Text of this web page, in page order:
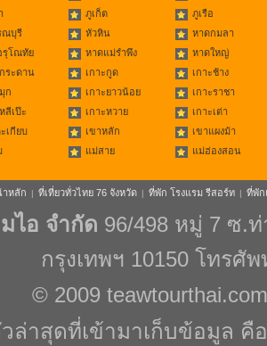
ภูเก็ต
ภูเรือ
ณบุรี
หัวหิน
หาดกมลา
รุโณทัย
หาดแม่รำพึง
หาดใหญ่
ระดาน
เกาะกูด
เกาะช้าง
ก
เกาะยาวน้อย
เกาะราชา
ลีเป๊ะ
เกาะหวาย
เกาะเต่า
เกียบ
เขาหลัก
เขาแผงม้า
แม่สาย แม่ฮ่องสอน
หลัก | ที่เที่ยวทั่วไทย 76 จังหวัด | ที่พัก โรงแรม รีสอร์ท | ที่พัก
ไอ จำกัด 96/498 หมู่ 7 ซ.
กรุงเทพฯ 10150 โทรศั
© 2009 teawtourthai.com
ล่าสุดที่เข้ามาเก็บข้อมูล คือ